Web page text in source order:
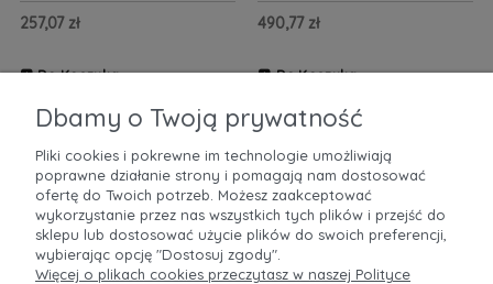
257,07 zł
Do Koszyka
490,77 zł
Do Koszyka
POMOC
MOJE KONTO
Dbamy o Twoją prywatność
Pliki cookies i pokrewne im technologie umożliwiają
poprawne działanie strony i pomagają nam dostosować
ofertę do Twoich potrzeb. Możesz zaakceptować
wykorzystanie przez nas wszystkich tych plików i przejść do
sklepu lub dostosować użycie plików do swoich preferencji,
wybierając opcję "Dostosuj zgody".
Więcej o plikach cookies przeczytasz w naszej Polityce